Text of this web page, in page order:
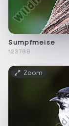
Sumpfmeise
f23788
Zoom